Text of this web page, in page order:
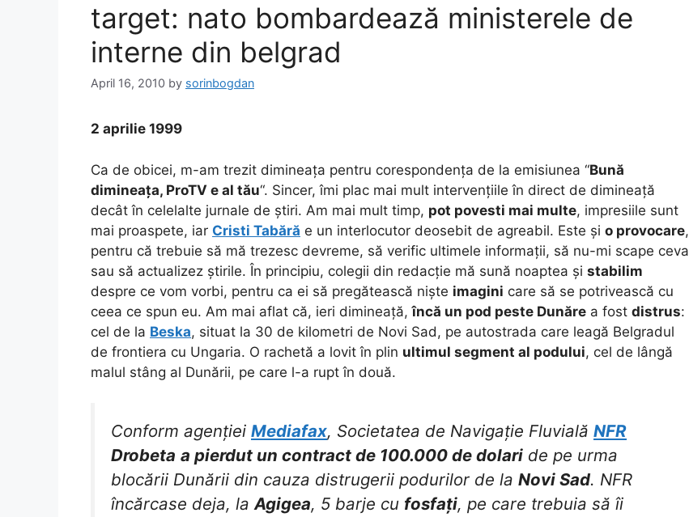
target: nato bombardează ministerele de
interne din belgrad
April 16, 2010 by sorinbogdan
2 aprilie 1999
Ca de obicei, m-am trezit dimineața pentru corespondența de la emisiunea “Bună
dimineața, ProTV e al tău“. Sincer, îmi plac mai mult intervențiile în direct de dimineață
decât în celelalte jurnale de știri. Am mai mult timp, pot povesti mai multe, impresiile sunt
mai proaspete, iar Cristi Tabără e un interlocutor deosebit de agreabil. Este și o provocare,
pentru că trebuie să mă trezesc devreme, să verific ultimele informații, să nu-mi scape ceva
sau să actualizez știrile. În principiu, colegii din redacție mă sună noaptea și stabilim
despre ce vom vorbi, pentru ca ei să pregătească niște imagini care să se potrivească cu
ceea ce spun eu. Am mai aflat că, ieri dimineață,încă un pod peste Dunăre a fost distrus:
cel de la Beska, situat la 30 de kilometri de Novi Sad, pe autostrada care leagă Belgradul
de frontiera cu Ungaria. O rachetă a lovit în plin ultimul segment al podului, cel de lângă
malul stâng al Dunării, pe care l-a rupt în două.
Conform agenției Mediafax, Societatea de Navigație Fluvială NFR
Drobeta a pierdut un contract de 100.000 de dolari de pe urma
blocării Dunării din cauza distrugerii podurilor de la Novi Sad. NFR
încărcase deja, laAgigea, 5 barje cu fosfați, pe care trebuia să îi